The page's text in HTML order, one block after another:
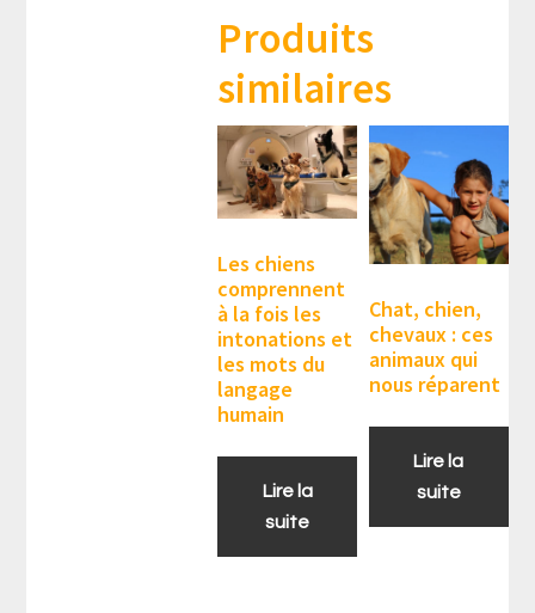
Produits
similaires
Les chiens
comprennent
à la fois les
intonations et
les mots du
langage
humain
Lire la
suite
Chat, chien,
chevaux : ces
animaux qui
nous réparent
Lire la
suite